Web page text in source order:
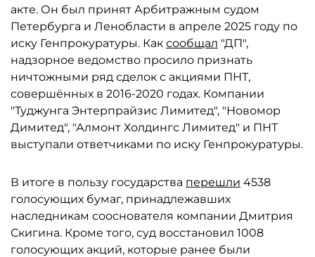
акте. Он был принят Арбитражным судом
Петербурга и Ленобласти в апреле 2025 году по
иску Генпрокуратуры. Как сообщал "ДП",
надзорное ведомство просило признать
ничтожными ряд сделок с акциями ПНТ,
совершённых в 2016-2020 годах. Компании
"Туджунга Энтерпрайзис Лимитед", "Новомор
Димитед", "Алмонт Холдингс Лимитед" и ПНТ
выступали ответчиками по иску Генпрокуратуры.
В итоге в пользу государства перешли 4538
голосующих бумаг, принадлежавших
наследникам сооснователя компании Дмитрия
Скигина. Кроме того, суд восстановил 1008
голосующих акций, которые ранее были